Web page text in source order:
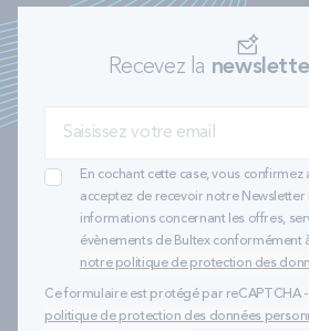
Recevez la
En cochant cette case, vous confirmez
acceptez de recevoir notre Newsletter
informations concernant les offres,
évènements de Bultex conformément
notre politique de protection des
Ce formulaire est protégé par reCAPTCHA -
politique de protection des données